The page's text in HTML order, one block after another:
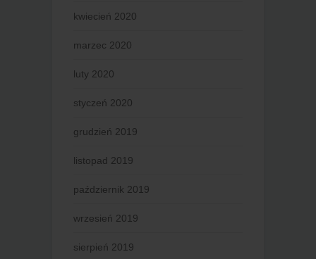
kwiecień 2020
marzec 2020
luty 2020
styczeń 2020
grudzień 2019
listopad 2019
październik 2019
wrzesień 2019
sierpień 2019